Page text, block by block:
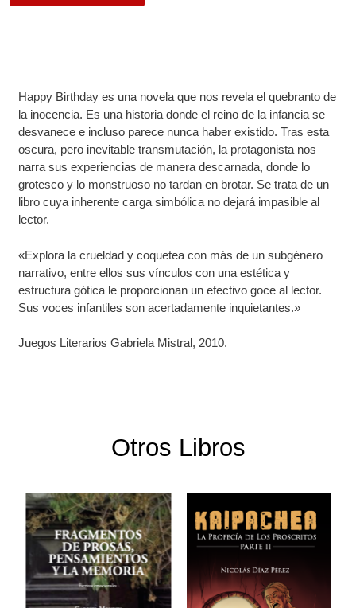
Happy Birthday es una novela que nos revela el quebranto de
la inocencia. Es una historia donde el reino de la infancia se
desvanece e incluso parece nunca haber existido. Tras esta
oscura, pero inevitable transmutación, la protagonista nos
narra sus experiencias de manera descarnada, donde lo
grotesco y lo monstruoso no tardan en brotar. Se trata de un
libro cuya inherente carga simbólica no dejará impasible al
lector.
«Explora la crueldad y coquetea con más de un subgénero
narrativo, entre ellos sus vínculos con una estética y
estructura gótica le proporcionan un efectivo goce al lector.
Sus voces infantiles son acertadamente inquietantes.»
Juegos Literarios Gabriela Mistral, 2010.
Otros Libros